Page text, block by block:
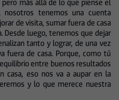
más allá de lo que piense el
tenemos una cuenta
de visita, sumar fuera de casa
Desde luego, tenemos que dejar
tanto y lograr, de una vez
fuera de casa. Porque, como tú
entre buenos resultados
casa, eso nos va a aupar en la
y lo que merece nuestra